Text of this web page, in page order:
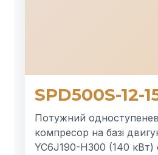
SPD500S-12-
Потужний
компресор на базі
YC6J190-H300 (140